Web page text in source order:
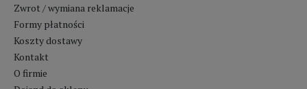
Zwrot / wymiana reklamacje
Formy płatności
Koszty dostawy
Kontakt
O firmie